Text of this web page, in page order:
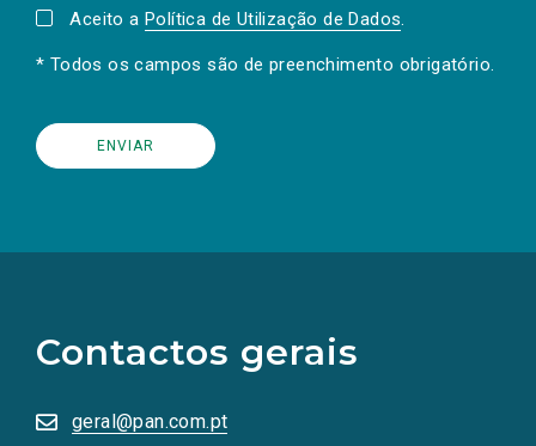
Aceito a Política de Utilização de Dados.
* Todos os campos são de preenchimento obrigatório.
Contactos gerais
geral@pan.com.pt
redes
sociais
numa
nova